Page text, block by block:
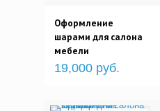
Оформление
шарами для салона
мебели
19,000 руб.